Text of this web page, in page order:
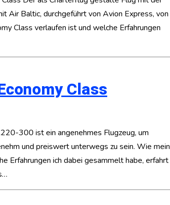
Air Baltic, durchgeführt von Avion Express, von
Class verlaufen ist und welche Erfahrungen
Class
300 ist ein angenehmes Flugzeug, um
und preiswert unterwegs zu sein. Wie mein
Erfahrungen ich dabei gesammelt habe, erfahrt